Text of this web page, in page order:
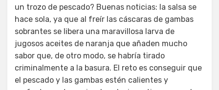
un trozo de pescado? Buenas noticias: la salsa se
hace sola, ya que al freír las cáscaras de gambas
sobrantes se libera una maravillosa larva de
jugosos aceites de naranja que añaden mucho
sabor que, de otro modo, se habría tirado
criminalmente a la basura. El reto es conseguir que
el pescado y las gambas estén calientes y